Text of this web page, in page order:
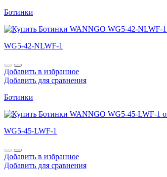
Ботинки
WG5-42-NLWF-1
Добавить в избранное
Добавить для сравнения
Ботинки
WG5-45-LWF-1
Добавить в избранное
Добавить для сравнения